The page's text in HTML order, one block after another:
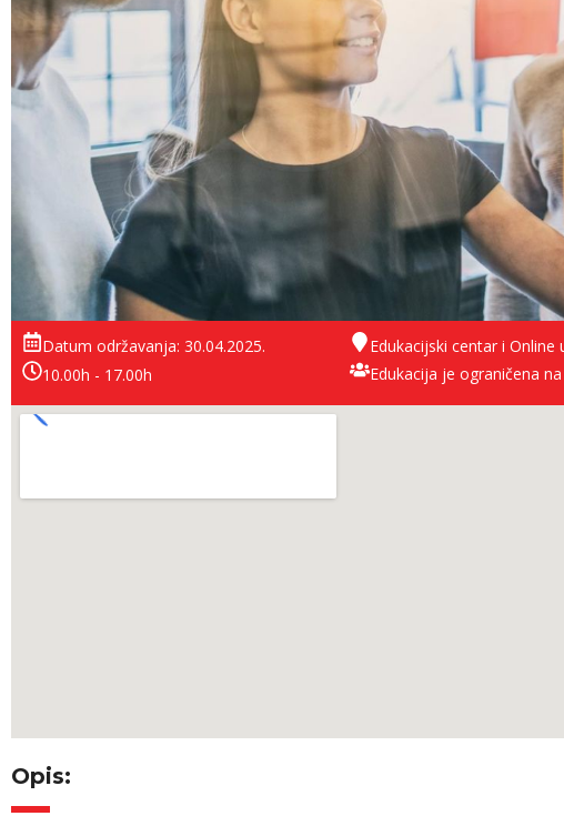
Datum održavanja: 30.04.2025.
10.00h - 17.00h
Edukacijski centar i Online
Edukacija je ograničena
Opis: